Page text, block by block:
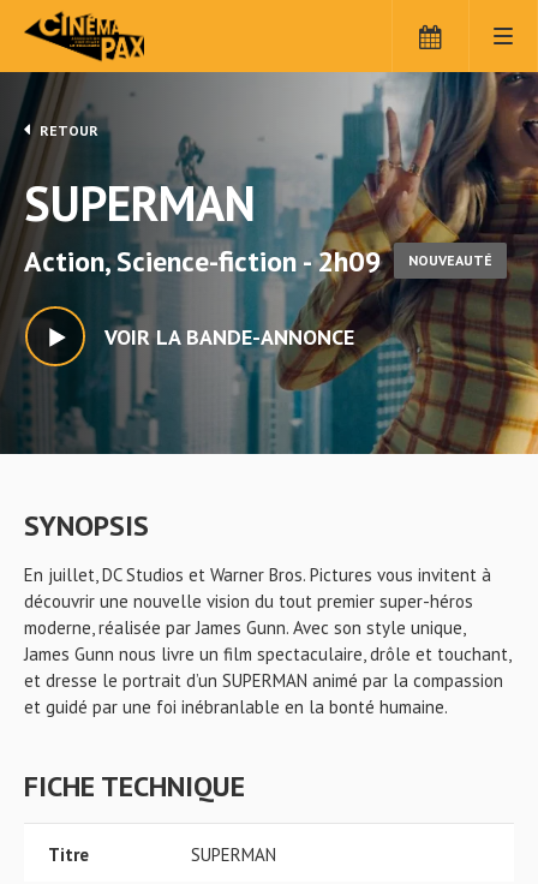
RETOUR
SUPERMAN
Action, Science-fiction - 2h09 NOUVEAUTÉ
VOIR LA BANDE-ANNONCE
SYNOPSIS
En juillet, DC Studios et Warner Bros. Pictures vous invitent à
découvrir une nouvelle vision du tout premier super-héros
moderne, réalisée par James Gunn. Avec son style unique,
James Gunn nous livre un film spectaculaire, drôle et touchant,
et dresse le portrait d’un SUPERMAN animé par la compassion
et guidé par une foi inébranlable en la bonté humaine.
FICHE TECHNIQUE
Titre SUPERMAN